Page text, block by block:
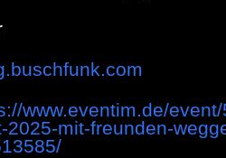
www.eventim.de/
2025-mit-freunden-